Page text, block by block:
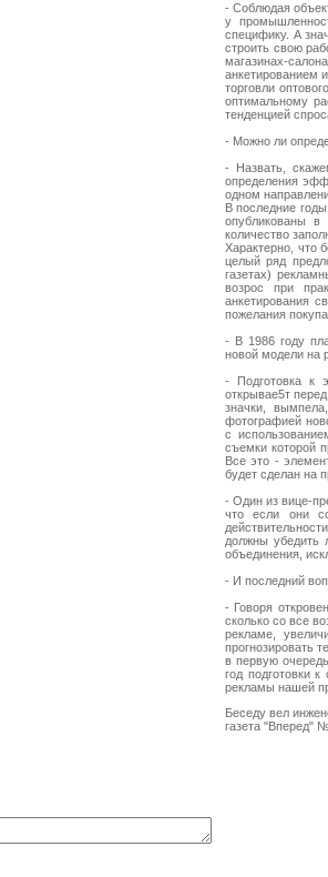
- Соблюдая
у
специфику. А
строить свою
магазинах-
анкетированием
торговли
оптимальному
тенденцией
- Можно ли
- Назвать,
определения
одном
В последние
опубликованы в
количество
Характерно, что
целый ряд
газетах)
возрос при
анкетирования
пожелания
- В 1986 году
новой модели на
- Подготовка к
открывае5т
значки,
фотографией
с
съемки которой
Все это -
будет сделан на
- Один из вице-
что если они
должны убедить
объединения,
- И последний
- Говоря
сколько со все
рекламе,
прогнозировать
в первую
год подготовки
рекламы нашей
Беседу вел
газета "Вперед"